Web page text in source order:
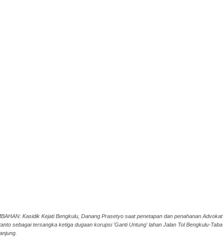
Kasidik Kejati Bengkulu, Danang Prasetyo saat penetapan dan penahanan Advokat
sebagai tersangka ketiga dugaan korupsi 'Ganti Untung' lahan Jalan Tol Bengkulu-Taba